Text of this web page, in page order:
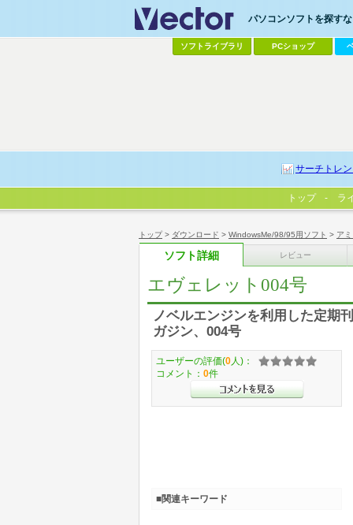
トップ> ダウンロード > WindowsMe/98/95用ソフト > ア
ソフト詳細 レビュー
エヴェレット004号
ノベルエンジンを利用した定期
ガジン、004号
ユーザーの評価(0 人)：
コメント： 0件
■関連キーワード
パソコンソフトを探す
ソフトライブラリ PCショップ
サーチトレ
トップ ラ